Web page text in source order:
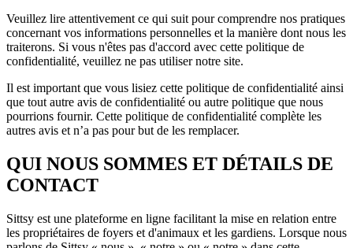
Veuillez lire attentivement ce qui suit pour comprendre nos pratiques
concernant vos informations personnelles et la manière dont nous les
traiterons. Si vous n'êtes pas d'accord avec cette politique de
confidentialité, veuillez ne pas utiliser notre site.
Il est important que vous lisiez cette politique de confidentialité ainsi
que tout autre avis de confidentialité ou autre politique que nous
pourrions fournir. Cette politique de confidentialité complète les
autres avis et n’a pas pour but de les remplacer.
QUI NOUS SOMMES ET DÉTAILS DE
CONTACT
Sittsy est une plateforme en ligne facilitant la mise en relation entre
les propriétaires de foyers et d'animaux et les gardiens. Lorsque nous